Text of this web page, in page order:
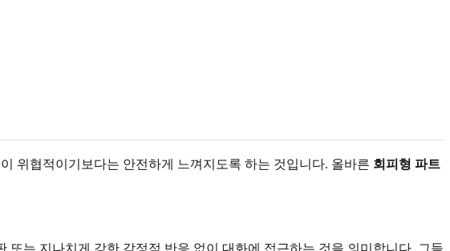
위협적이기보다는 안전하게 느껴지도록 하는 것입니다. 올바른 회피형 파트